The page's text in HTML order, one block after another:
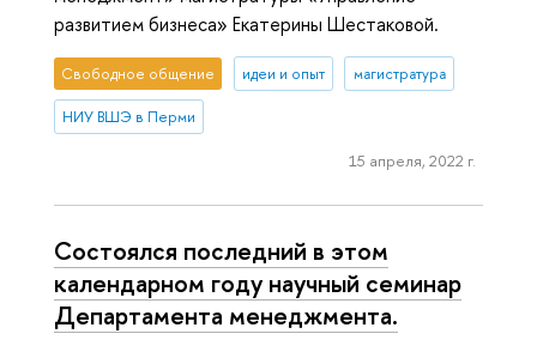
развитием бизнеса» Екатерины Шестаковой.
Свободное общение идеи и опыт магистратура
НИУ ВШЭ в Перми
15 апреля, 2022 г.
Cостоялся последний в этом
календарном году научный семинар
Департамента менеджмента.